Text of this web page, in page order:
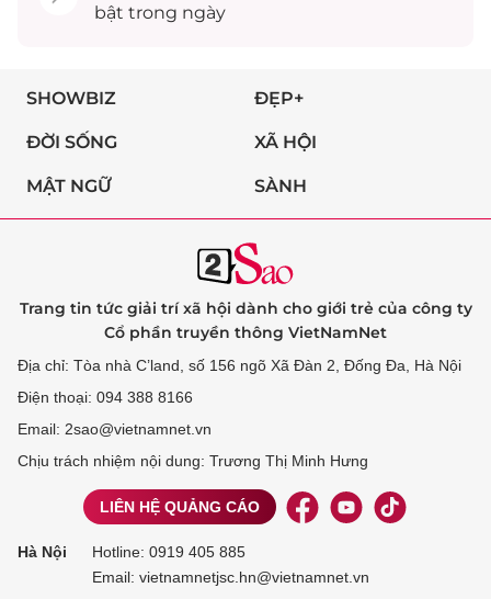
bật trong ngày
SHOWBIZ ĐẸP+
ĐỜI SỐNG XÃ HỘI
MẬT NGỮ SÀNH
Trang tin tức giải trí xã hội dành cho giới trẻ của công ty
Cổ phần truyền thông VietNamNet
Địa chỉ: Tòa nhà C’land, số 156 ngõ Xã Đàn 2, Đống Đa, Hà Nội
Điện thoại: 094 388 8166
Email: 2sao@vietnamnet.vn
Chịu trách nhiệm nội dung: Trương Thị Minh Hưng
LIÊN HỆ QUẢNG CÁO
Hà Nội Hotline: 0919 405 885
Email: vietnamnetjsc.hn@vietnamnet.vn